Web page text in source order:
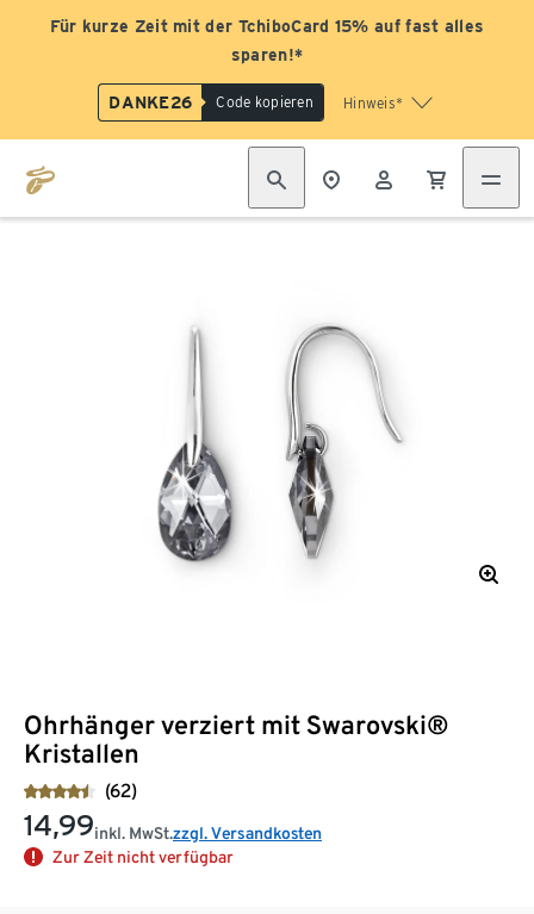
Für kurze Zeit mit der TchiboCard 15% auf fast alles
sparen!*
DANKE26 Code kopieren Hinweis*
Ohrhänger verziert mit Swarovski®
Kristallen
(62)
14,99inkl. MwSt.zzgl. Versandkosten
Zur Zeit nicht verfügbar